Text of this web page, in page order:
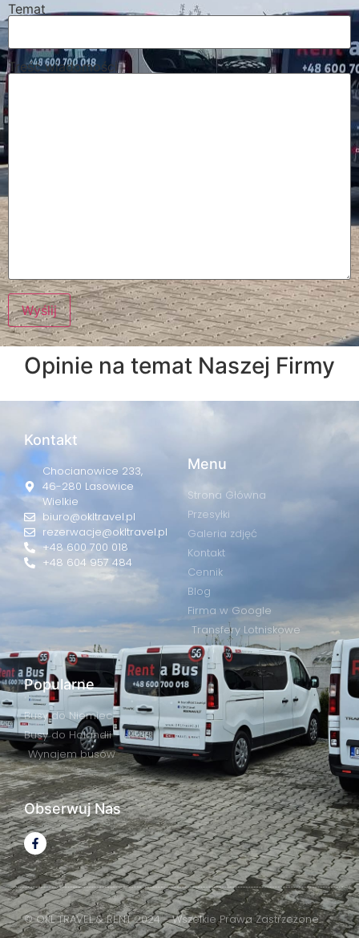
Temat
Treść wiadomości
Opinie na temat Naszej Firmy
Kontakt
Chocianowice 233,
46-280 Lasowice
Wielkie
biuro@okltravel.pl
rezerwacje@okltravel.pl
+48 600 700 018
+48 604 957 484
Menu
Strona Główna
Przesyłki
Galeria zdjęć
Kontakt
Cennik
Blog
Firma w Google
Transfery Lotniskowe
Popularne
Busy do Niemiec
Busy do Holandii
Wynajem busów
Obserwuj Nas
© OKL TRAVEL & RENT 2024 - Wszelkie Prawa Zastrzeżone.